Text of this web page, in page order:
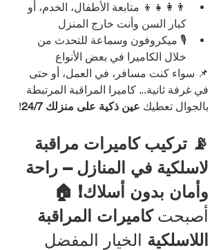
👨‍👩‍👧‍👦 متابعة الأطفال، الخدم، أو
كبار السن وأنت خارج المنزل
🎙️ ميكروفون وسماعة للتحدث من
خلال الكاميرا في بعض الأنواع
📌 سواء كنت مسافر، في العمل، أو حتى
في غرفة ثانية... كاميرا المراقبة المرتبطة
بالجوال تعطيك عين ذكية على منزلك 24/7 !
📡 تركيب كاميرات مراقبة
لاسلكية في المنازل – راحة
وأمان بدون أسلاك! 🏠
أصبحت كاميرات المراقبة
اللاسلكية الخيار المفضل